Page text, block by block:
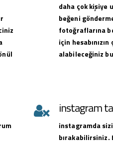
daha çok kişiye
beğeni
fotoğraflarına
için
alabileceğiniz
instagram
instagramda
bırakabilirsiniz.